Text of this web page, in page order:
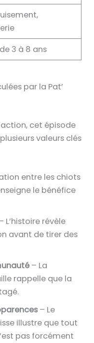
3 à 8 ans
par la Pat’
cet épisode
valeurs clés
entre les chiots
le bénéfice
L’histoire révèle
avant de tirer des
– La
rappelle que la
– Le
illustre que tout
pas forcément